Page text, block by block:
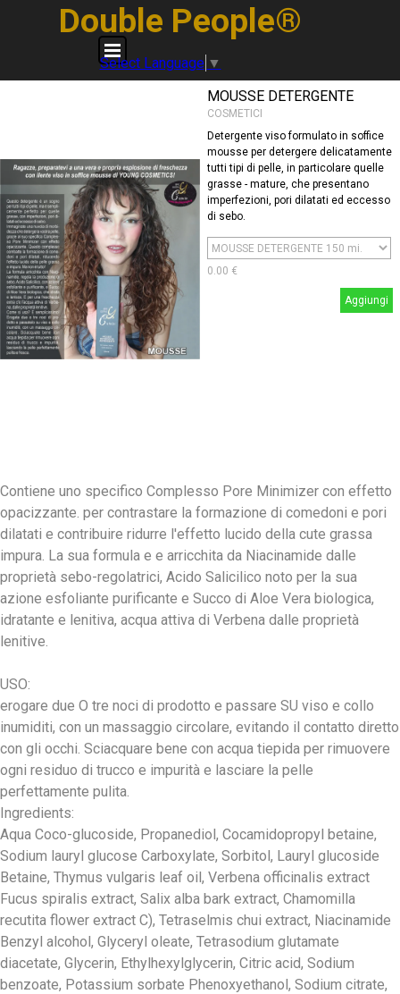
Vai ai contenutiDouble People®
Salta menù
Select Language ▼
MOUSSE DETERGENTE
COSMETICI
Detergente viso formulato in soffice
mousse per detergere delicatamente
tutti tipi di pelle, in particolare quelle
grasse - mature, che presentano
imperfezioni, pori dilatati ed eccesso
di sebo.
0.00 €
Aggiungi
Contiene uno specifico Complesso Pore Minimizer con effetto
opacizzante. per contrastare la formazione di comedoni e pori
dilatati e contribuire ridurre l'effetto lucido della cute grassa
impura. La sua formula e e arricchita da Niacinamide dalle
proprietà sebo-regolatrici, Acido Salicilico noto per la sua
azione esfoliante purificante e Succo di Aloe Vera biologica,
idratante e lenitiva, acqua attiva di Verbena dalle proprietà
lenitive.
USO:
erogare due O tre noci di prodotto e passare SU viso e collo
inumiditi, con un massaggio circolare, evitando il contatto diretto
con gli occhi. Sciacquare bene con acqua tiepida per rimuovere
ogni residuo di trucco e impurità e lasciare la pelle
perfettamente pulita.
Ingredients:
Aqua Coco-glucoside, Propanediol, Cocamidopropyl betaine,
Sodium lauryl glucose Carboxylate, Sorbitol, Lauryl glucoside
Betaine, Thymus vulgaris leaf oil, Verbena officinalis extract
Fucus spiralis extract, Salix alba bark extract, Chamomilla
recutita flower extract C), Tetraselmis chui extract, Niacinamide
Benzyl alcohol, Glyceryl oleate, Tetrasodium glutamate
diacetate, Glycerin, Ethylhexylglycerin, Citric acid, Sodium
benzoate, Potassium sorbate Phenoxyethanol, Sodium citrate,